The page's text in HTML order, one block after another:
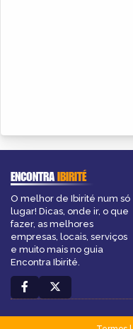
ENCONTRAIBIRITÉ
O melhor de Ibirité num só
lugar! Dicas, onde ir, o que
fazer, as melhores
empresas, locais, serviços
e muito mais no guia
Encontra Ibirité.